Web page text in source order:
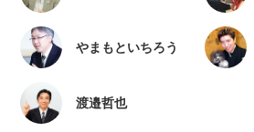
やまもといちろう
渡邉哲也